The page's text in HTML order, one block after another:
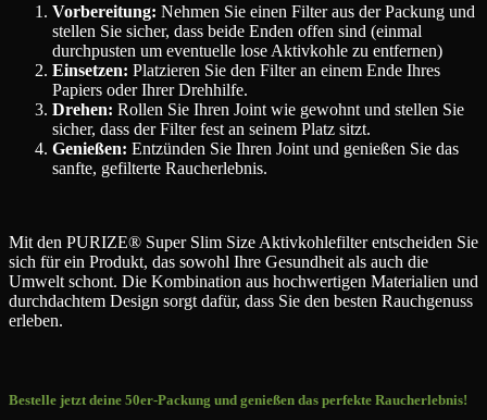
Vorbereitung: Nehmen Sie einen Filter aus der Packung und
stellen Sie sicher, dass beide Enden offen sind (einmal
durchpusten um eventuelle lose Aktivkohle zu entfernen)
Einsetzen: Platzieren Sie den Filter an einem Ende Ihres
Papiers oder Ihrer Drehhilfe.
Drehen: Rollen Sie Ihren Joint wie gewohnt und stellen Sie
sicher, dass der Filter fest an seinem Platz sitzt.
Genießen: Entzünden Sie Ihren Joint und genießen Sie das
sanfte, gefilterte Raucherlebnis.
Mit den PURIZE® Super Slim Size Aktivkohlefilter entscheiden Sie
sich für ein Produkt, das sowohl Ihre Gesundheit als auch die
Umwelt schont. Die Kombination aus hochwertigen Materialien und
durchdachtem Design sorgt dafür, dass Sie den besten Rauchgenuss
erleben.
Bestelle jetzt deine 50er-Packung und genießen das perfekte Raucherlebnis!